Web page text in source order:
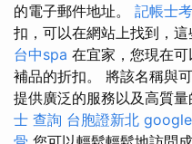
的電子郵件地址。 記帳士
扣，可以在網站上找到，這
台中spa 在宜家，您現在
補品的折扣。 將該名稱與
提供廣泛的服務以及高質
士 查詢 台胞證新北